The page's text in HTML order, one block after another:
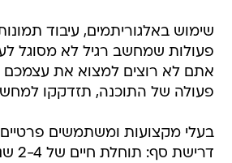
שימוש באלגוריתמים, עיבוד תמונות
פעולות שמחשב רגיל לא מסוגל
אתם לא רוצים למצוא את עצמכם
פעולה של התוכנה, תזדקקו
בעלי מקצועות ומשתמשים פרטיים